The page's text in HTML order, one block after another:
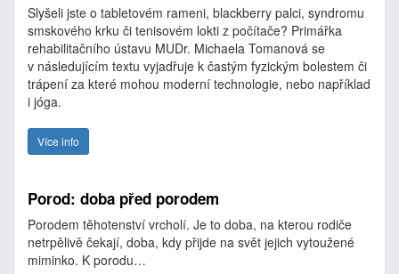
Slyšeli jste o tabletovém rameni, blackberry palci, syndromu
smskového krku či tenisovém lokti z počítače? Primářka
rehabilitačního ústavu MUDr. Michaela Tomanová se
v následujícím textu vyjadřuje k častým fyzickým bolestem či
trápení za které mohou moderní technologie, nebo například
i jóga.
Více info
Porod: doba před porodem
Porodem těhotenství vrcholí. Je to doba, na kterou rodiče
netrpělivě čekají, doba, kdy přijde na svět jejich vytoužené
miminko. K porodu…